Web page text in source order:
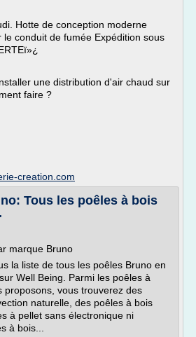
Hotte de conception moderne
le conduit de fumée Expédition sous
une distribution d'air chaud sur
faire ?
creation.com
Tous les poêles à bois
marque Bruno
la liste de tous les poêles Bruno en
Well Being. Parmi les poêles à
proposons, vous trouverez des
naturelle, des poêles à bois
à pellet sans électronique ni
à bois...